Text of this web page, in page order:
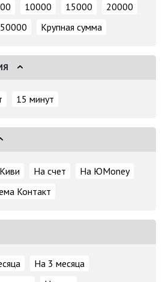
10000 15000
20000
50000 Крупная сумма
15 минут
На счет
На ЮMoney
Контакт
На 3 месяца